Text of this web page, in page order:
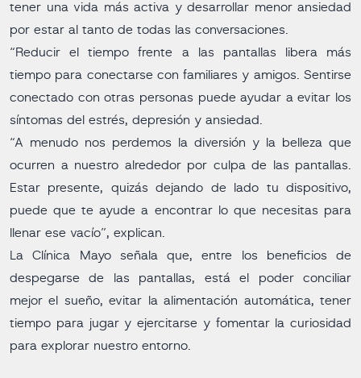
tener una vida más activa y desarrollar menor ansiedad
por estar al tanto de todas las conversaciones.
“Reducir el tiempo frente a las pantallas libera más
tiempo para conectarse con familiares y amigos. Sentirse
conectado con otras personas puede ayudar a evitar los
síntomas del estrés, depresión y ansiedad.
“A menudo nos perdemos la diversión y la belleza que
ocurren a nuestro alrededor por culpa de las pantallas.
Estar presente, quizás dejando de lado tu dispositivo,
puede que te ayude a encontrar lo que necesitas para
llenar ese vacío”, explican.
La Clínica Mayo señala que, entre los beneficios de
despegarse de las pantallas, está el poder conciliar
mejor el sueño, evitar la alimentación automática, tener
tiempo para jugar y ejercitarse y fomentar la curiosidad
para explorar nuestro entorno.